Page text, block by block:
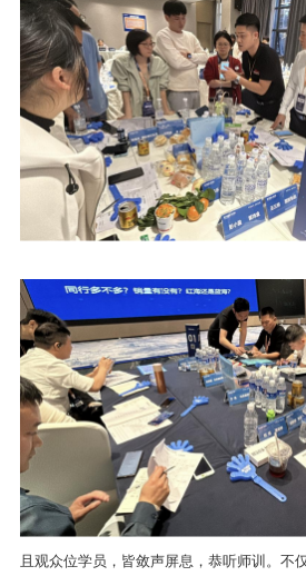
且观众位学员，皆敛声屏息，恭听师训。不